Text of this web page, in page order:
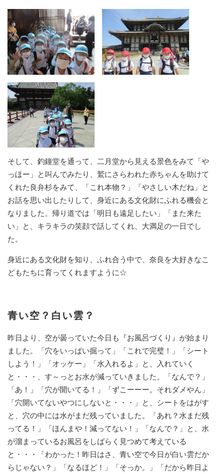
そして、釣鐘堂を通って、二月堂から見える景色をみて「や
っほー」と叫んでみたり、鷲にさらわれた赤ちゃんを助けて
くれた良弁杉をみて、「これ本物？」「やさしい木だね」と
お話を思い出したりして、身近にある文化財にふれる機会と
なりました。帰り道では「明日も遠足したい」「また来た
い」と、キラキラの笑顔で話してくれ、大満足の一日でし
た。
身近にある文化財を知り、ふれ合う中で、奈良を大好きなこ
どもたちに育ってくれますように☆
青い空？白い雲？
昨日より、空が曇っていた今日も『お風呂づくり』が始まり
ました。「穴をいっぱい掘って」「これで完璧！」「シート
しよう！」「オッケー」「水入れるよ」と、入れていく
と・・・、す～っとお水が減っていきました。「なんで？」
「あ！」「穴が開いてる！」「ずこーーー。それダメやん」
「穴開いてないやつにしないと・・・」と、シートをはがす
と、穴の中には水がまだ残っていました。「あれ？水まだ残
ってる！」「ほんまや！減ってない！」「なんで？」と、水
が溜まっているお風呂をしばらく見つめて考えている
と・・・「わかった！昨日はさ、青い空で今日が白い雲だか
らじゃない？」「なるほど！」「そっか。」「だから昨日よ